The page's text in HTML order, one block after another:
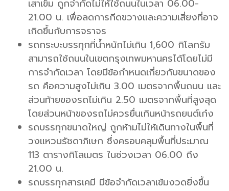
เสาเข็ม ถูกจำกัดไม่ให้ใช้ถนนในเวลา 06.00-
21.00 น. เพื่อลดการกีดขวางและความเสี่ยงที่อาจ
เกิดขึ้นกับการจราจร
รถกระบะบรรทุกที่น้ำหนักไม่เกิน 1,600 กิโลกรัม
สามารถใช้ถนนในเขตกรุงเทพมหานครได้โดยไม่มี
การจำกัดเวลา โดยมีข้อกำหนดเกี่ยวกับขนาดของ
รถ คือความสูงไม่เกิน 3.00 เมตรจากพื้นถนน และ
ส่วนท้ายของรถไม่เกิน 2.50 เมตรจากพื้นที่สูงสุด
โดยส่วนหน้าของรถไม่ควรยื่นเกินหน้ารถยนต์เก๋ง
รถบรรทุกขนาดใหญ่ ถูกห้ามไม่ให้เดินทางในพื้นที่
วงแหวนรัชดาภิเษก ซึ่งครอบคลุมพื้นที่ประมาณ
113 ตารางกิโลเมตร ในช่วงเวลา 06.00 ถึง
21.00 น.
รถบรรทุกสารเคมี มีข้อจำกัดเวลาเข้มงวดยิ่งขึ้น